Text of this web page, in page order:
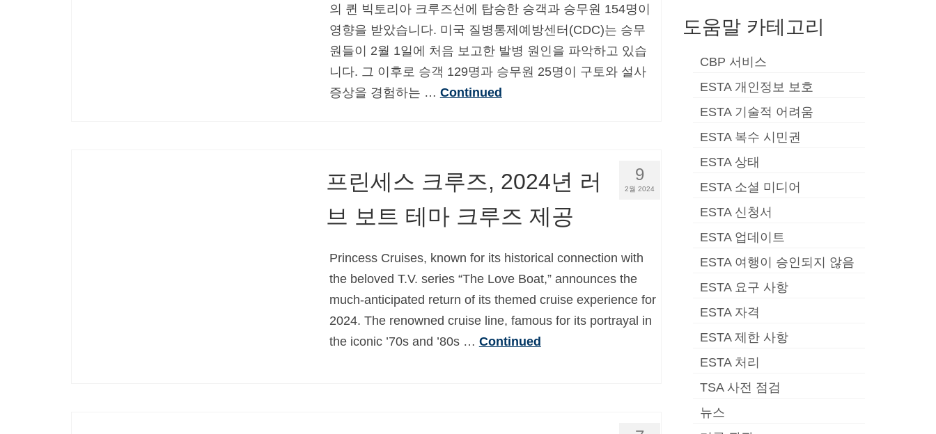
의 퀸 빅토리아 크루즈선에 탑승한 승객과 승무원 154명이
영향을 받았습니다. 미국 질병통제예방센터(CDC)는 승무
원들이 2월 1일에 처음 보고한 발병 원인을 파악하고 있습
니다. 그 이후로 승객 129명과 승무원 25명이 구토와 설사
증상을 경험하는 … Continued
9
2월 2024
프린세스 크루즈, 2024년 러
브 보트 테마 크루즈 제공
Princess Cruises, known for its historical connection with
the beloved T.V. series “The Love Boat,” announces the
much-anticipated return of its themed cruise experience for
2024. The renowned cruise line, famous for its portrayal in
the iconic ’70s and ’80s … Continued
도움말 카테고리
CBP 서비스
ESTA 개인정보 보호
ESTA 기술적 어려움
ESTA 복수 시민권
ESTA 상태
ESTA 소셜 미디어
ESTA 신청서
ESTA 업데이트
ESTA 여행이 승인되지 않음
ESTA 요구 사항
ESTA 자격
ESTA 제한 사항
ESTA 처리
TSA 사전 점검
뉴스